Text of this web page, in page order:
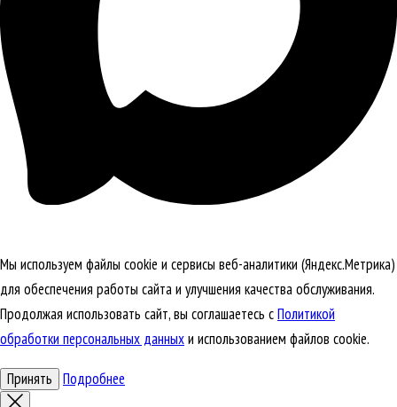
Мы используем файлы cookie и сервисы веб-аналитики (Яндекс.Метрика)
для обеспечения работы сайта и улучшения качества обслуживания.
Продолжая использовать сайт, вы соглашаетесь сПолитикой
обработки персональных данныхи использованием файлов cookie.
Принять Подробнее